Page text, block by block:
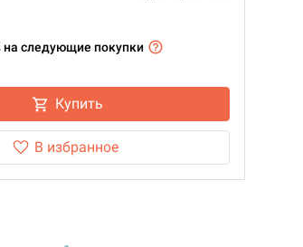
на следующие покупки
Купить
В избранное